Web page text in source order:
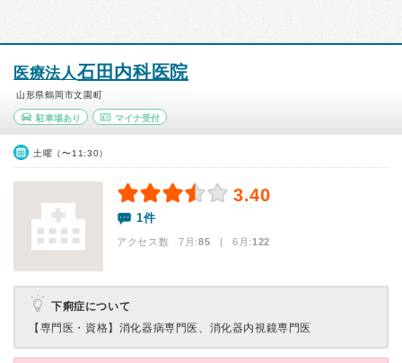
医療法人石田内科医院
山形県鶴岡市文園町
駐車場あり マイナ受付
土曜（〜11:30）
3.40
1件
アクセス数 7月:85 | 6月:122
下痢症について
【専門医・資格】 消化器病専門医、消化器内視鏡専門医